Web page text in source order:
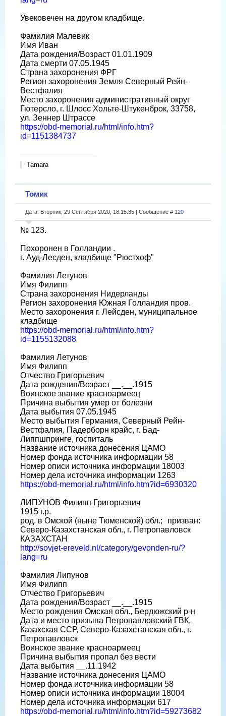
Увековечен на другом кладбище.
Фамилия Малевик
Имя Иван
Дата рождения/Возраст 01.01.1909
Дата смерти 07.05.1945
Страна захоронения ФРГ
Регион захоронения Земля Северный Рейн-
Вестфалия
Место захоронения административный округ
Гютерсло, г. Шлосс Хольте-Штукенброк, 33758,
ул. Зеннер Штрассе
https://obd-memorial.ru/html/info.htm?
id=1151384737
Tamara
Томик
Дата: Вторник, 29 Сентября 2020, 18:15:35 | Сообщение # 120
№ 123.
Похоронен в Голландии .
г. Ауд-Лесден, кладбище "Рюстхоф"
Фамилия Летунов
Имя Филипп
Страна захоронения Нидерланды
Регион захоронения Южная Голландия пров.
Место захоронения г. Лейсден, муниципальное
кладбище
https://obd-memorial.ru/html/info.htm?
id=1155132088
Фамилия Летунов
Имя Филипп
Отчество Григорьевич
Дата рождения/Возраст __.__.1915
Воинское звание красноармеец
Причина выбытия умер от болезни
Дата выбытия 07.05.1945
Место выбытия Германия, Северный Рейн-
Вестфалия, Падерборн крайс, г. Бад-
Липпшпринге, госпиталь
Название источника донесения ЦАМО
Номер фонда источника информации 58
Номер описи источника информации 18003
Номер дела источника информации 1263
https://obd-memorial.ru/html/info.htm?id=6930320
ЛИПУНОВ Филипп Григорьевич
1915 г.р.
род. в Омской (ныне Тюменской) обл.; призван:
Северо-Казахстанская обл., г. Петропавловск
КАЗАХСТАН
http://sovjet-ereveld.nl/category/gevonden-ru/?
lang=ru
Фамилия Липунов
Имя Филипп
Отчество Григорьевич
Дата рождения/Возраст __.__.1915
Место рождения Омская обл., Бердюжский р-н
Дата и место призыва Петропавловский ГВК,
Казахская ССР, Северо-Казахстанская обл., г.
Петропавловск
Воинское звание красноармеец
Причина выбытия пропал без вести
Дата выбытия __.11.1942
Название источника донесения ЦАМО
Номер фонда источника информации 58
Номер описи источника информации 18004
Номер дела источника информации 617
https://obd-memorial.ru/html/info.htm?id=59273682